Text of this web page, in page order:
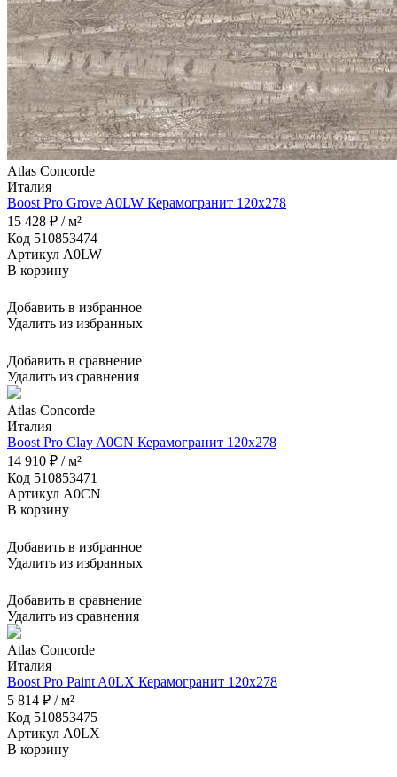
Atlas Concorde
Италия
Boost Pro Grove A0LW Керамогранит 120x278
15 428 ₽ / м²
Код 510853474
Артикул A0LW
В корзину
Добавить в избранное
Удалить из избранных
Добавить в сравнение
Удалить из сравнения
Atlas Concorde
Италия
Boost Pro Clay A0CN Керамогранит 120x278
14 910 ₽ / м²
Код 510853471
Артикул A0CN
В корзину
Добавить в избранное
Удалить из избранных
Добавить в сравнение
Удалить из сравнения
Atlas Concorde
Италия
Boost Pro Paint A0LX Керамогранит 120x278
5 814 ₽ / м²
Код 510853475
Артикул A0LX
В корзину